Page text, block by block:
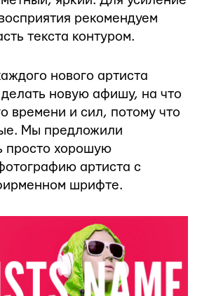
рекомендуем
текста контуром.
нового артиста
новую афишу, на что
времени и сил, потому что
Мы предложили
просто хорошую
артиста с
шрифте.